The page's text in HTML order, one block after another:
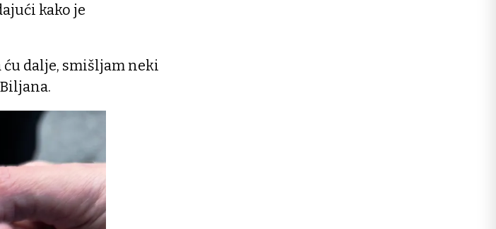
kako je
ću dalje, smišljam neki